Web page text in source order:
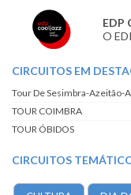
EDP
O
CIRCUITOS EM
Tour De Sesimbra-Azeitão-
TOUR COIMBRA
TOUR ÓBIDOS
CIRCUITOS